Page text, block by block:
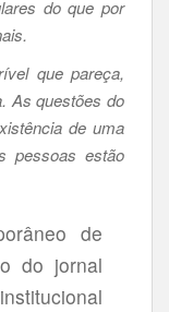
do que por
que pareça,
As questões do
de uma
pessoas estão
de
do jornal